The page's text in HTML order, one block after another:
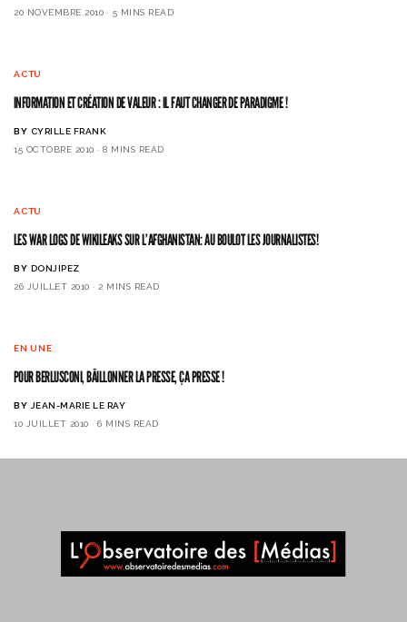
20 NOVEMBRE 2010
5 MINS READ
ACTU
INFORMATION ET CRÉATION DE VALEUR : IL FAUT CHANGER DE PARADIGME !
BY CYRILLE FRANK
15 OCTOBRE 2010
8 MINS READ
ACTU
LES WAR LOGS DE WIKILEAKS SUR L’AFGHANISTAN: AU BOULOT LES JOURNALISTES!
BY DONJIPEZ
26 JUILLET 2010
2 MINS READ
EN UNE
POUR BERLUSCONI, BÂILLONNER LA PRESSE, ÇA PRESSE !
BY JEAN-MARIE LE RAY
10 JUILLET 2010
6 MINS READ